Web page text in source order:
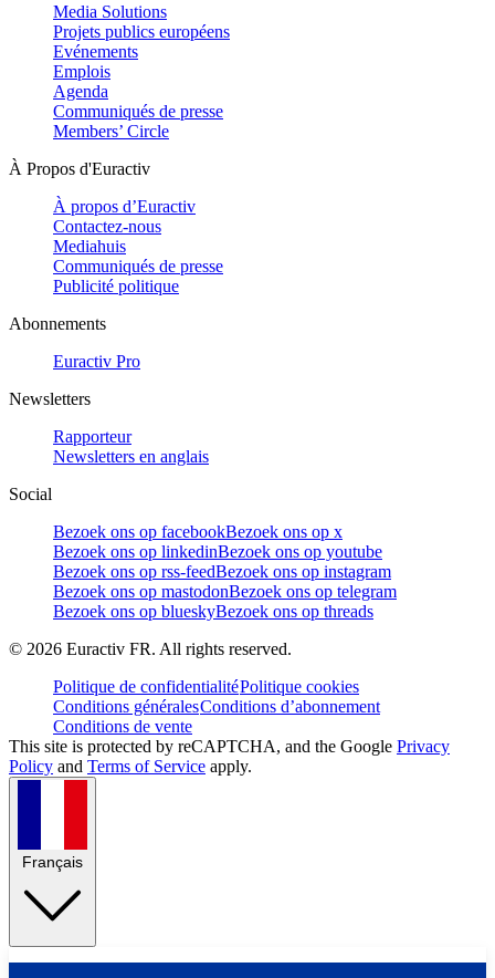
Media Solutions
Projets publics européens
Evénements
Emplois
Agenda
Communiqués de presse
Members’ Circle
À Propos d'Euractiv
À propos d’Euractiv
Contactez-nous
Mediahuis
Communiqués de presse
Publicité politique
Abonnements
Euractiv Pro
Newsletters
Rapporteur
Newsletters en anglais
Social
Bezoek ons op facebookBezoek ons op x
Bezoek ons op linkedinBezoek ons op youtube
Bezoek ons op rss-feedBezoek ons op instagram
Bezoek ons op mastodonBezoek ons op telegram
Bezoek ons op blueskyBezoek ons op threads
© 2026 Euractiv FR. All rights reserved.
Politique de confidentialitéPolitique cookies
Conditions généralesConditions d’abonnement
Conditions de vente
This site is protected by reCAPTCHA, and the Google Privacy
Policy and Terms of Service apply.
Français